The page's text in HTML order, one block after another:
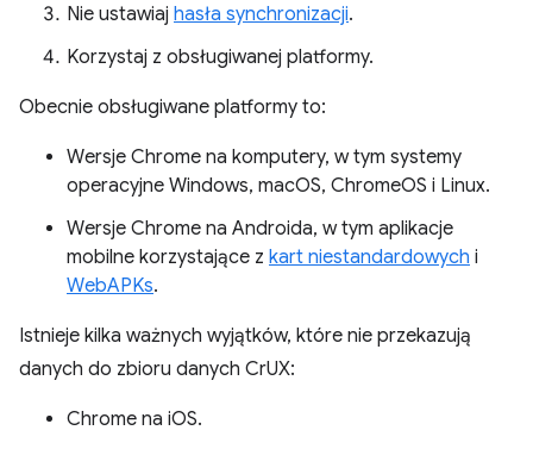
Nie ustawiaj hasła synchronizacji.
Korzystaj z obsługiwanej platformy.
Obecnie obsługiwane platformy to:
Wersje Chrome na komputery, w tym systemy
operacyjne Windows, macOS, ChromeOS i Linux.
Wersje Chrome na Androida, w tym aplikacje
mobilne korzystające z kart niestandardowych i
WebAPKs.
Istnieje kilka ważnych wyjątków, które nie przekazują
danych do zbioru danych CrUX:
Chrome na iOS.